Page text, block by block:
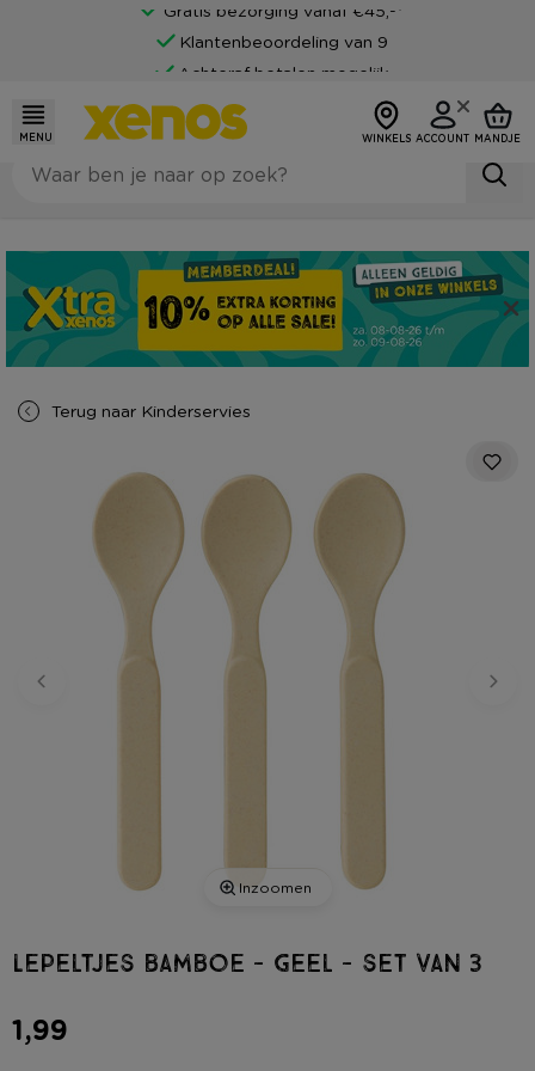
Gratis bezorging vanaf €45,-*
Klantenbeoordeling van 9
Achteraf betalen mogelijk
MENU WINKELS ACCOUNT MANDJE
Terug naar Kinderservies
Inzoomen
Lepeltjes bamboe - geel - set van 3
1,99